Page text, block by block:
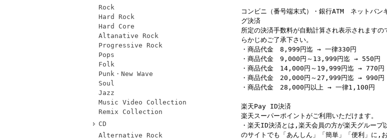
Rock
Hard Rock
Hard Core
Altanative Rock
Progressive Rock
Pops
Folk
Punk・New Wave
Soul
Jazz
Music Video Collection
Remix Collection
CD
Alternative Rock
コンビニ（番号端末式）・銀行ATM ネットバン
グ決済
所定の決済手数料が自動計算され表示されますの
らかじめご了承下さい。
・商品代金 8,999円迄 → 一律330円
・商品代金 9,000円～13,999円迄 → 550円
・商品代金 14,000円～19,999円迄 → 770円
・商品代金 20,000円～27,999円迄 → 990円
・商品代金 28,000円以上 → 一律1,100円
楽天Pay ID決済
楽天スーパーポイントがご利用いただけます。
・楽天ID決済とは,楽天会員の方が楽天グループ
のサイトでも「あんしん」「簡単」「便利」に,